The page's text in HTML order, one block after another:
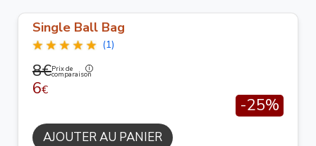
Single Ball Bag
(1)
8€Prix de
comparaison
6€
-25%
AJOUTER AU PANIER